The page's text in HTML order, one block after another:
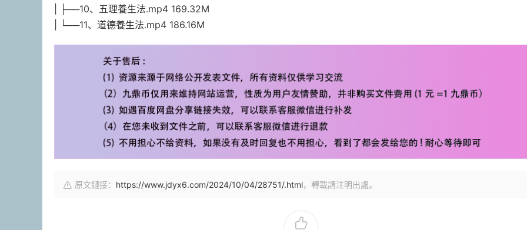
| ├──10、五理養生法.mp4 169.32M
| └──11、道德養生法.mp4 186.16M
原文鏈接： https://www.jdyx6.com/2024/10/04/28751/.html，轉載請注明出處。